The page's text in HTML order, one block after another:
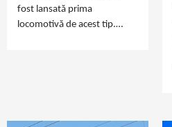
fost lansată prima
locomotivă de acest tip.…